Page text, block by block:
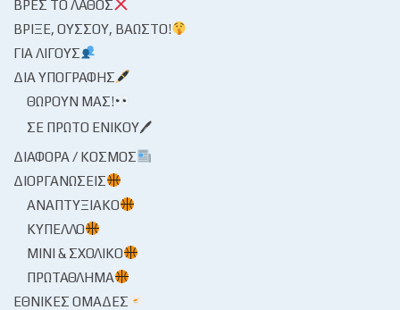
ΒΡΕΣ ΤΟ ΛΆΘΟΣ
ΒΡΊΞΕ, ΟΎΣΣΟΥ, ΒΆΩΣΤΟ!
ΓΙΑ ΛΊΓΟΥΣ
ΔΙΑ ΥΠΟΓΡΑΦΉΣ
ΘΩΡΟΎΝ ΜΑΣ!
ΣΕ ΠΡΏΤΟ ΕΝΙΚΟΎ🖊
ΔΙΆΦΟΡΑ / ΚΌΣΜΟΣ
ΔΙΟΡΓΑΝΏΣΕΙΣ
ΑΝΑΠΤΥΞΙΑΚΌ
ΚΎΠΕΛΛΟ
ΜΊΝΙ & ΣΧΟΛΙΚΌ
ΠΡΩΤΆΘΛΗΜΑ
ΕΘΝΙΚΈΣ ΟΜΆΔΕΣ